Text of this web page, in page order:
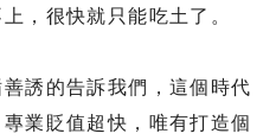
，很快就只能吃土了。
誘的告訴我們，這個時代
業貶值超快，唯有打造個